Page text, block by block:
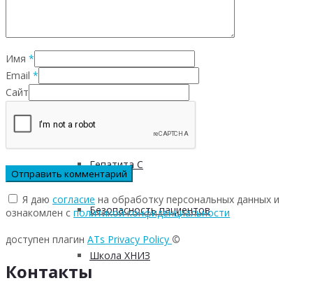
ХОБЛ
Гепатита С
Безопасность пациентов
Школа ХНИЗ
Имя *
Email *
Сайт
Я даю согласие на обработку персональных данных и
ознакомлен с политикой конфиденциальности
доступен плагин ATs Privacy Policy ©
Контакты